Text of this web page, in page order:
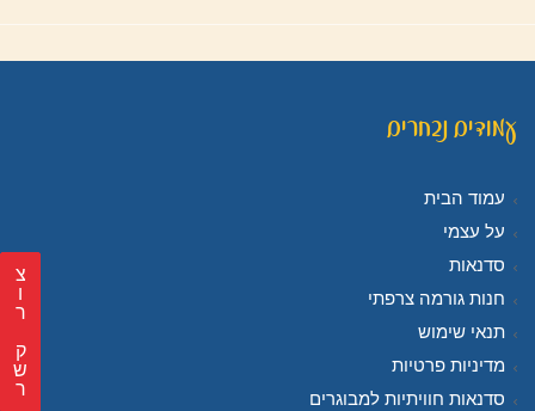
עמודים נבחרים
עמוד הבית
על עצמי
סדנאות
חנות גורמה צרפתי
תנאי שימוש
מדיניות פרטיות
סדנאות חוויתיות למבוגרים
צ
ר
ק
ש
ר